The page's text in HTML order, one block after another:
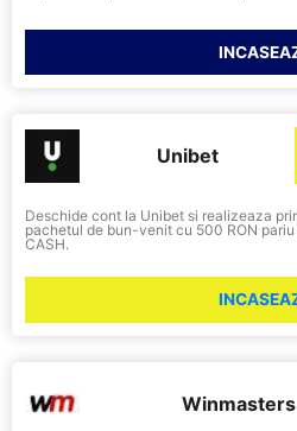
Unibet
Deschide cont la Unibet si realizeaza
pachetul de bun-venit cu 500 RON
CASH.
Winmasters